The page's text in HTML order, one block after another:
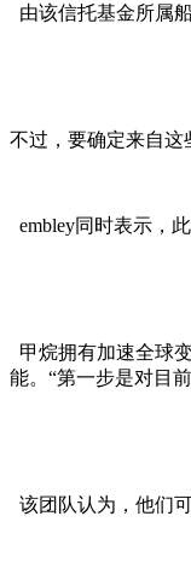
由该信托基金所属
不过，要确定来自这
embley同时表示，
甲烷拥有加速全球
能。“第一步是对目
该团队认为，他们